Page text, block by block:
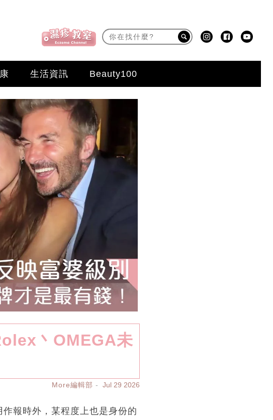
生活資訊 Beauty100
丶OMEGA未
More編輯部 Jul 29 2026
報時外，某程度上也是身份的